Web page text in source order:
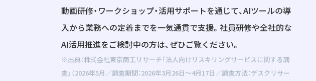
動画研修・ワークショップ・活用サポートを通じて、AIツールの導
入から業務への定着までを一気通貫で支援。社員研修や全社的な
AI活用推進をご検討中の方は、ぜひご覧ください。
※出典：株式会社東京商工リサーチ「法人向けリスキリングサービスに関する調
査」（2026年5月／調査期間：2026年3月26日〜4月17日／調査方法：デスクリサー